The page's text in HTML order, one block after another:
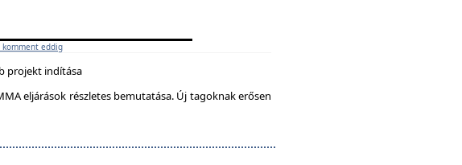
komment eddig
projekt indítása
eljárások részletes bemutatása. Új tagoknak erősen